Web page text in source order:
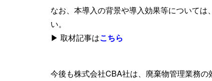
なお、本導入の背景や導入効果等について
い。
▶ 取材記事はこちら
今後も株式会社CBA社は、廃棄物管理業務